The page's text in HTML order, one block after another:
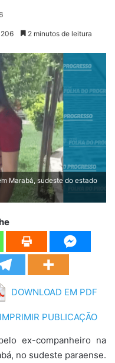
206 2 minutos de leitura
Marabá, sudeste do estado
DOWNLOAD EM PDF
IMPRIMIR PUBLICAÇÃO
ex-companheiro na
no sudeste paraense.